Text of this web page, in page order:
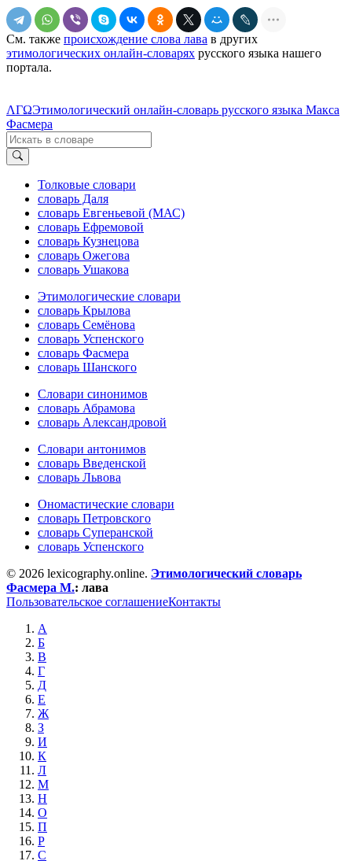
См. также происхождение слова лава в других
этимологических онлайн-словарях русского языка нашего
портала.
ΛΓΩЭтимологический онлайн-словарь русского языка Макса
Фасмера
Толковые словари
словарь Даля
словарь Евгеньевой (МАС)
словарь Ефремовой
словарь Кузнецова
словарь Ожегова
словарь Ушакова
Этимологические словари
словарь Крылова
словарь Семёнова
словарь Успенского
словарь Фасмера
словарь Шанского
Словари синонимов
словарь Абрамова
словарь Александровой
Словари антонимов
словарь Введенской
словарь Львова
Ономастические словари
словарь Петровского
словарь Суперанской
словарь Успенского
© 2026 lexicography.online. Этимологический словарь
Фасмера М.: лава
Пользовательское соглашениеКонтакты
А
Б
В
Г
Д
Е
Ж
З
И
К
Л
М
Н
О
П
Р
С